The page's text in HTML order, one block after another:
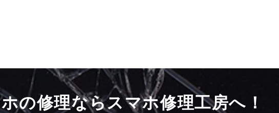
の修理ならスマホ修理工房へ！